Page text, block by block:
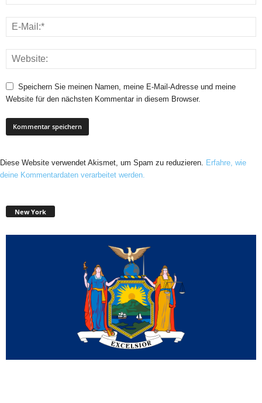
Speichern Sie meinen Namen, meine E-Mail-Adresse und meine
Website für den nächsten Kommentar in diesem Browser.
Diese Website verwendet Akismet, um Spam zu reduzieren.
Erfahre, wie
deine Kommentardaten verarbeitet werden.
New York